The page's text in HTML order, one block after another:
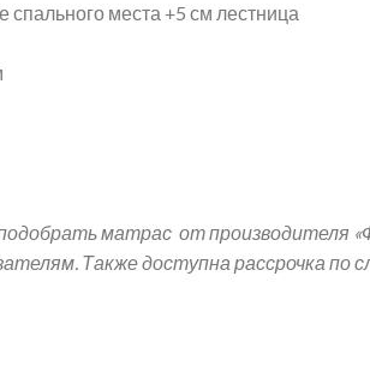
места +5 см лестница
матрас от производителя
Также доступна рассрочка по